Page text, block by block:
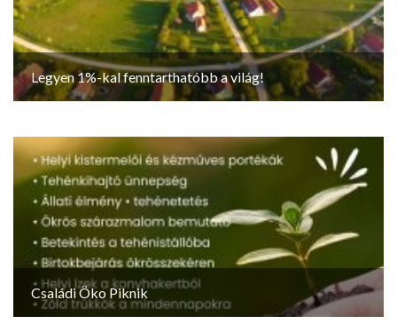
Legyen 1%-kal fenntarthatóbb a világ!
Családi Öko Piknik